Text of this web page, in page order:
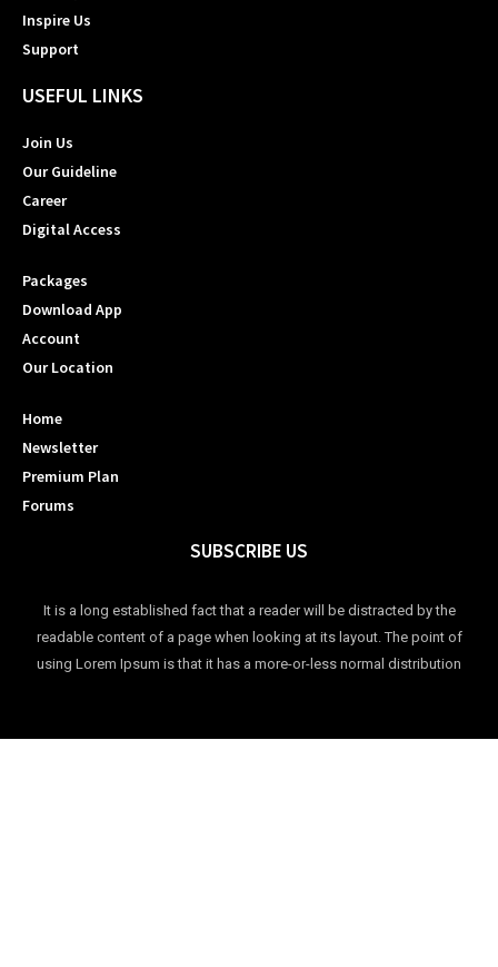
Inspire Us
Support
USEFUL LINKS
Join Us
Our Guideline
Career
Digital Access
Packages
Download App
Account
Our Location
Home
Newsletter
Premium Plan
Forums
SUBSCRIBE US
It is a long established fact that a reader will be distracted by the
readable content of a page when looking at its layout. The point of
using Lorem Ipsum is that it has a more-or-less normal distribution